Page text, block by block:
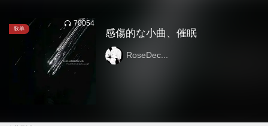
歌单
70054
感傷的な小曲、催眠
RoseDec...